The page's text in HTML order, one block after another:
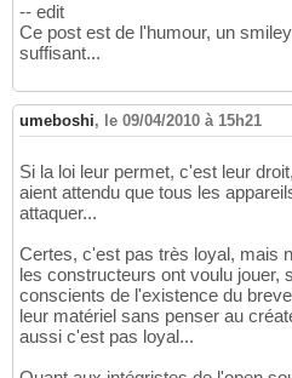
-- edit
Ce post est de l'humour, un
suffisant...
umeboshi, le 09/04/2010 à 15h21
Si la loi leur permet, c'est leur
aient attendu que tous les
attaquer...
Certes, c'est pas très loyal, mais
les constructeurs ont voulu jouer,
conscients de l'existence du
leur matériel sans penser au
aussi c'est pas loyal...